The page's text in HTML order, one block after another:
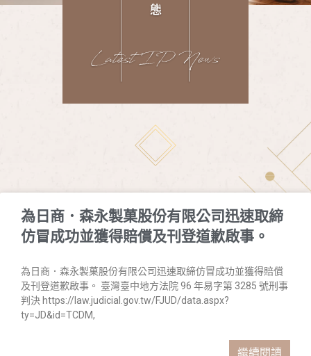
態
為日商．森永製菓股份有限公司迅速取締
仿冒成功並獲得賠償及刊登道歉啟事。
為日商．森永製菓股份有限公司迅速取締仿冒成功並獲得賠償
及刊登道歉啟事。 臺灣臺中地方法院 96 年易字第 3285 號刑事
判決 https://law.judicial.gov.tw/FJUD/data.aspx?
ty=JD&id=TCDM,
繼續閱讀